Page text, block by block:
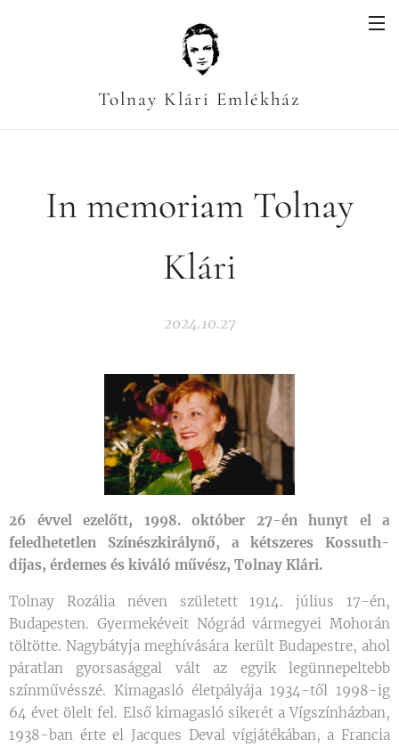
Tolnay Klári Emlékház
In memoriam Tolnay
Klári
2024.10.27
26 évvel ezelőtt, 1998. október 27-én hunyt el a
feledhetetlen Színészkirálynő, a kétszeres Kossuth-
díjas, érdemes és kiváló művész, Tolnay Klári.
Tolnay Rozália néven született 1914. július 17-én,
Budapesten. Gyermekéveit Nógrád vármegyei Mohorán
töltötte. Nagybátyja meghívására került Budapestre, ahol
páratlan gyorsasággal vált az egyik legünnepeltebb
színművésszé. Kimagasló életpályája 1934-től 1998-ig
64 évet ölelt fel. Első kimagasló sikerét a Vígszínházban,
1938-ban érte el Jacques Deval vígjátékában, a Francia